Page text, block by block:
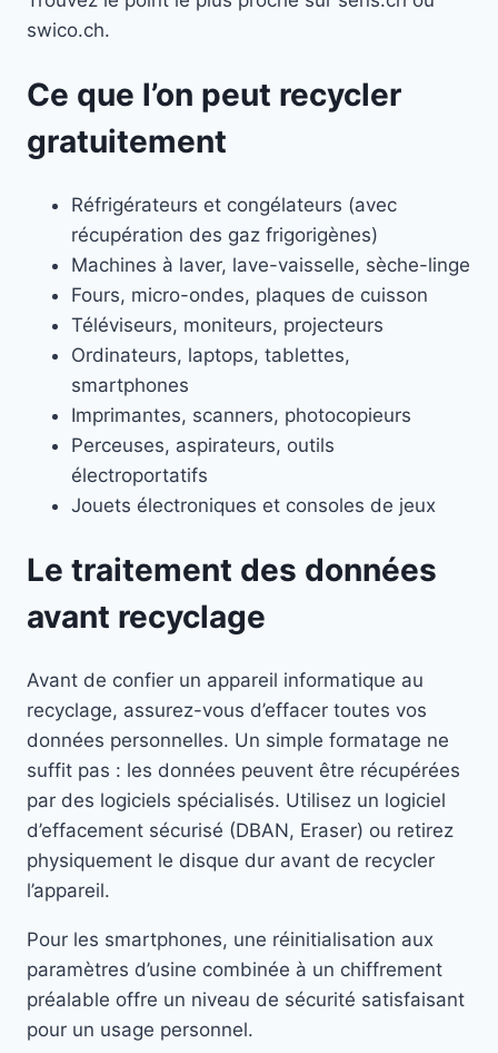
swico.ch.
Ce que l’on peut recycler
gratuitement
Réfrigérateurs et congélateurs (avec
récupération des gaz frigorigènes)
Machines à laver, lave-vaisselle, sèche-linge
Fours, micro-ondes, plaques de cuisson
Téléviseurs, moniteurs, projecteurs
Ordinateurs, laptops, tablettes,
smartphones
Imprimantes, scanners, photocopieurs
Perceuses, aspirateurs, outils
électroportatifs
Jouets électroniques et consoles de jeux
Le traitement des données
avant recyclage
Avant de confier un appareil informatique au
recyclage, assurez-vous d’effacer toutes vos
données personnelles. Un simple formatage ne
suffit pas : les données peuvent être récupérées
par des logiciels spécialisés. Utilisez un logiciel
d’effacement sécurisé (DBAN, Eraser) ou retirez
physiquement le disque dur avant de recycler
l’appareil.
Pour les smartphones, une réinitialisation aux
paramètres d’usine combinée à un chiffrement
préalable offre un niveau de sécurité satisfaisant
pour un usage personnel.